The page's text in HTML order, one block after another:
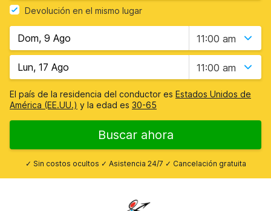
Devolución en el mismo lugar
11:00 am
11:00 am
El país de la residencia del conductor es Estados Unidos de
América (EE.UU.) y la edad es 30-65
Buscar ahora
✓ Sin costos ocultos ✓ Asistencia 24/7 ✓ Cancelación gratuita